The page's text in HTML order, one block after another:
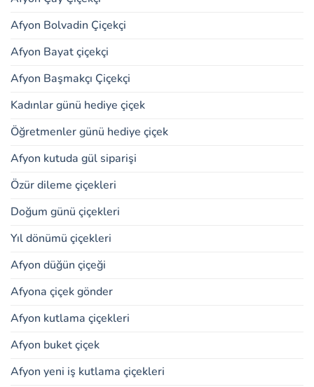
Afyon Bolvadin Çiçekçi
Afyon Bayat çiçekçi
Afyon Başmakçı Çiçekçi
Kadınlar günü hediye çiçek
Öğretmenler günü hediye çiçek
Afyon kutuda gül siparişi
Özür dileme çiçekleri
Doğum günü çiçekleri
Yıl dönümü çiçekleri
Afyon düğün çiçeği
Afyona çiçek gönder
Afyon kutlama çiçekleri
Afyon buket çiçek
Afyon yeni iş kutlama çiçekleri